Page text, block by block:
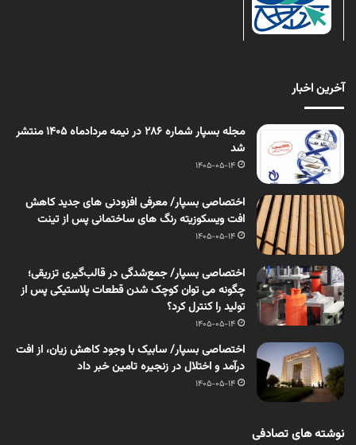
آخرین اخبار
مجله بسپار شماره 286 در نیمه مردادماه 1405 منتشر
شد
1405-05-14
اختصاصی بسپار/ معرفی افزودنی های جدید کاهش
افت ویسکوزیته رنگ های ساختمانی پس از تینت
1405-05-14
اختصاصی بسپار/ جمع‌شدگی در قالب‌گیری تزریقی؛
چگونه می توان کوچک شدن قطعات پلاستیکی پس از
تولید را کنترل کرد؟
1405-05-14
اختصاصی بسپار/ سابیک با وجود کاهش زیان، از افت
درآمد و اختلال در زنجیره تامین خبر داد
1405-05-14
نوشته های تصادفی